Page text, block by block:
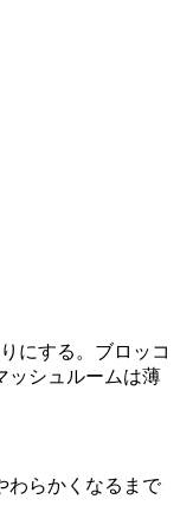
にする。ブロッコ
ッシュルームは薄
わらかくなるまで